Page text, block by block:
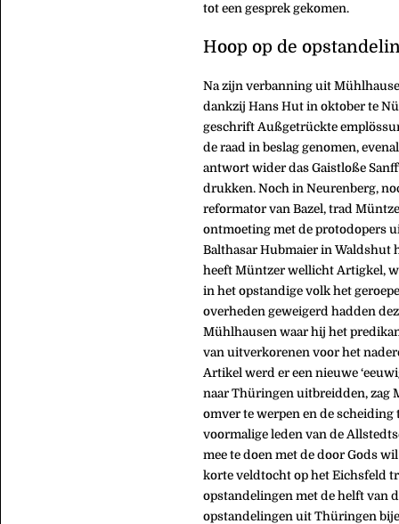
tot een gesprek gekomen.
Hoop op de
Na zijn verbanning uit
dankzij Hans Hut in oktober te
geschrift Außgetrückte
de raad in beslag genomen,
antwort wider das Gaistloße
drukken. Noch in Neurenberg,
reformator van Bazel, trad
ontmoeting met de protodopers
Balthasar Hubmaier in Waldshut
heeft Müntzer wellicht Artigkel,
in het opstandige volk het
overheden geweigerd hadden
Mühlhausen waar hij het
van uitverkorenen voor het
Artikel werd er een nieuwe
naar Thüringen uitbreidden, zag
omver te werpen en de
voormalige leden van de
mee te doen met de door Gods
korte veldtocht op het Eichsfeld
opstandelingen met de helft van
opstandelingen uit Thüringen